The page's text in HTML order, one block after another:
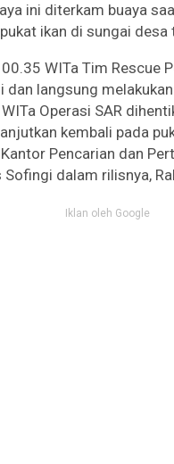
ini diterkam buaya
ikan di sungai desa
00.35 WITa Tim Rescue
dan langsung
Operasi SAR
kembali pada
Pencarian dan
Sofingi dalam rilisnya,
Iklan oleh Google